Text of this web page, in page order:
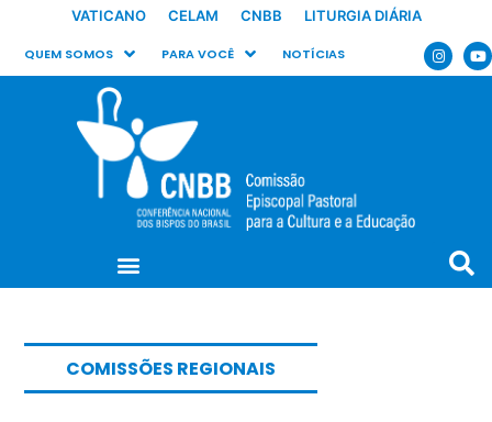
VATICANO CELAM CNBB LITURGIA DIÁRIA
QUEM SOMOS PARA VOCÊ NOTÍCIAS
COMISSÕES REGIONAIS